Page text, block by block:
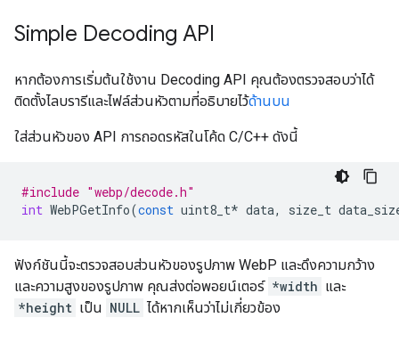
Simple Decoding API
หากต้องการเริ่มต้นใช้งาน Decoding API คุณต้องตรวจสอบว่าได้
ติดตั้งไลบรารีและไฟล์ส่วนหัวตามที่อธิบายไว้ด้านบน
ใส่ส่วนหัวของ API การถอดรหัสในโค้ด C/C++ ดังนี้
#include "webp/decode.h"
int WebPGetInfo(const uint8_t* data, size_t
ฟังก์ชันนี้จะตรวจสอบส่วนหัวของรูปภาพ WebP และดึงความกว้าง
และความสูงของรูปภาพ คุณส่งต่อพอยน์เตอร์ *width และ
*height เป็น NULL ได้หากเห็นว่าไม่เกี่ยวข้อง